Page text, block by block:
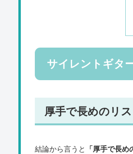
サイレントギタ
厚手で長めのリ
結論から言うと 「厚手で長め